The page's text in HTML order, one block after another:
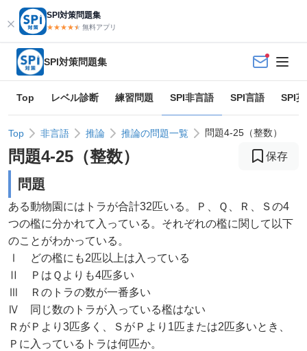
SPI対策問題集
★★★★★
★ 無料アプリ
SPI対策問題集
Top レベル診断 練習問題 SPI非言語 SPI言語 SPI
Top 非言語 推論 推論の問題一覧 問題4-25（整数）
問題4-25 （整数） 保存
問題
ある動物園にはトラが合計32匹いる。Ｐ、Ｑ、Ｒ、Ｓの4
つの檻に分かれて入っている。それぞれの檻に関して以下
のことがわかっている。
Ⅰ どの檻にも2匹以上は入っている
Ⅱ ＰはＱよりも4匹多い
Ⅲ Ｒのトラの数が一番多い
Ⅳ 同じ数のトラが入っている檻はない
ＲがＰより3匹多く、ＳがＰより1匹または2匹多いとき、
Ｐに入っているトラは何匹か。